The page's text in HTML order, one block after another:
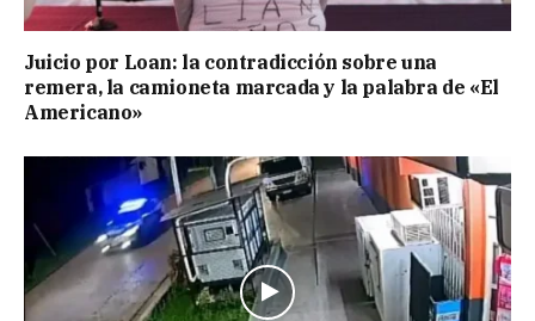
Juicio por Loan: la contradicción sobre una
remera, la camioneta marcada y la palabra de «El
Americano»